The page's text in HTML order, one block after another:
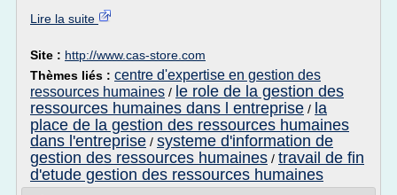
Lire la suite
Site : http://www.cas-store.com
Thèmes liés : centre d'expertise en gestion des
ressources humaines / le role de la gestion des
ressources humaines dans l entreprise / la
place de la gestion des ressources humaines
dans l'entreprise / systeme d'information de
gestion des ressources humaines / travail de fin
d'etude gestion des ressources humaines